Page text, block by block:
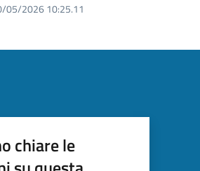
05/2026 10:25.11
chiare le